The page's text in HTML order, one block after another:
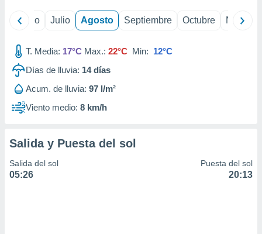
Junio Julio Agosto Septiembre Octubre
T. Media: 17°C Max.: 22°C Min: 12°C
Días de lluvia: 14días
Acum. de lluvia: 97 l/m²
Viento medio: 8 km/h
Salida y Puesta del sol
Salida del sol
05:26
Puesta del sol
20:13